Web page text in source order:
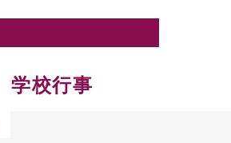
学校行事